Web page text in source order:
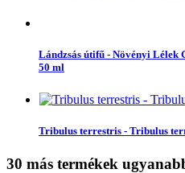
Lándzsás útifű - Növényi Lélek
50 ml
Tribulus terrestris - Tribulus
30 más termékek